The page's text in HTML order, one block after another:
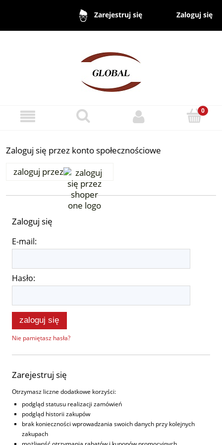
Zarejestruj się Zaloguj się
Zaloguj się przez konto społecznościowe
zaloguj przez
Zaloguj się
E-mail:
Hasło:
zaloguj się
Nie pamiętasz hasła?
Zarejestruj się
Otrzymasz liczne dodatkowe korzyści:
podgląd statusu realizacji zamówień
podgląd historii zakupów
brak konieczności wprowadzania swoich danych przy kolejnych
zakupach